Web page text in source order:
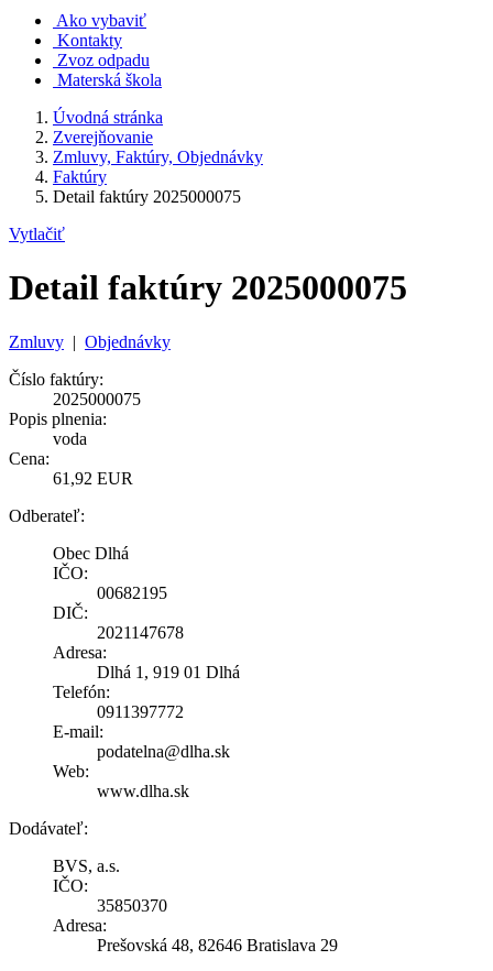
Ako vybaviť
Kontakty
Zvoz odpadu
Materská škola
Úvodná stránka
Zverejňovanie
Zmluvy, Faktúry, Objednávky
Faktúry
Detail faktúry 2025000075
Vytlačiť
Detail faktúry 2025000075
Zmluvy | Objednávky
Číslo faktúry:
2025000075
Popis plnenia:
voda
Cena:
61,92 EUR
Odberateľ:
Obec Dlhá
IČO:
00682195
DIČ:
2021147678
Adresa:
Dlhá 1, 919 01 Dlhá
Telefón:
0911397772
E-mail:
podatelna@dlha.sk
Web:
www.dlha.sk
Dodávateľ:
BVS, a.s.
IČO:
35850370
Adresa:
Prešovská 48, 82646 Bratislava 29